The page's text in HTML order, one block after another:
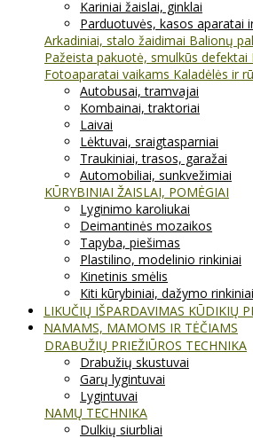
Kariniai žaislai, ginklai
Parduotuvės, kasos aparatai
Arkadiniai, stalo žaidimai Balionų
Pažeista pakuotė, smulkūs defektai
Fotoaparatai vaikams Kaladėlės ir
Autobusai, tramvajai
Kombainai, traktoriai
Laivai
Lėktuvai, sraigtasparniai
Traukiniai, trasos, garažai
Automobiliai, sunkvežimiai
KŪRYBINIAI ŽAISLAI, POMĖGIAI
Lyginimo karoliukai
Deimantinės mozaikos
Tapyba, piešimas
Plastilino, modelinio rinkiniai
Kinetinis smėlis
Kiti kūrybiniai, dažymo rinkiniai
LIKUČIŲ IŠPARDAVIMAS KŪDIKIŲ
NAMAMS, MAMOMS IR TĖČIAMS
DRABUŽIŲ PRIEŽIŪROS TECHNIKA
Drabužių skustuvai
Garų lygintuvai
Lygintuvai
NAMŲ TECHNIKA
Dulkių siurbliai